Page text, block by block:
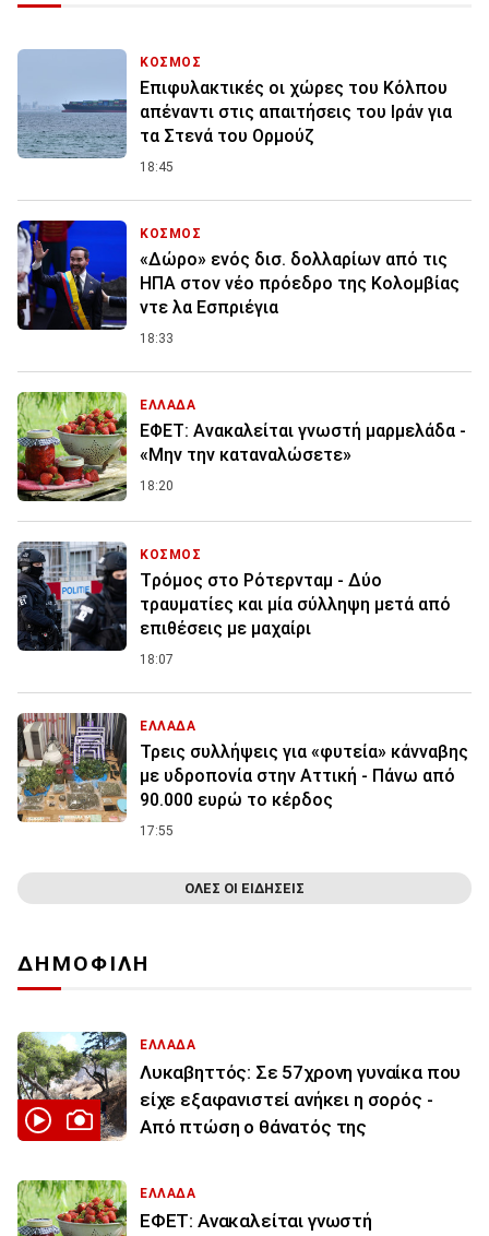
ΚΟΣΜΟΣ
Επιφυλακτικές οι χώρες του Κόλπου
απέναντι στις απαιτήσεις του Ιράν για
τα Στενά του Ορμούζ
18:45
ΚΟΣΜΟΣ
«Δώρο» ενός δισ. δολλαρίων από τις
ΗΠΑ στον νέο πρόεδρο της Κολομβίας
ντε λα Εσπριέγια
18:33
ΕΛΛΑΔΑ
ΕΦΕΤ: Ανακαλείται γνωστή μαρμελάδα -
«Μην την καταναλώσετε»
18:20
ΚΟΣΜΟΣ
Tρόμος στο Ρότερνταμ - Δύο
τραυματίες και μία σύλληψη μετά από
επιθέσεις με μαχαίρι
18:07
ΕΛΛΑΔΑ
Τρεις συλλήψεις για «φυτεία» κάνναβης
με υδροπονία στην Αττική - Πάνω από
90.000 ευρώ το κέρδος
17:55
ΟΛΕΣ ΟΙ ΕΙΔΗΣΕΙΣ
ΔΗΜΟΦΙΛΗ
ΕΛΛΑΔΑ
Λυκαβηττός: Σε 57χρονη γυναίκα που
είχε εξαφανιστεί ανήκει η σορός -
Από πτώση ο θάνατός της
ΕΛΛΑΔΑ
ΕΦΕΤ: Ανακαλείται γνωστή